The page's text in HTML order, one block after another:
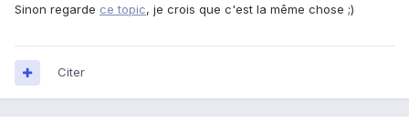
Sinon regarde ce topic, je crois que c'est la même chose ;)
Citer